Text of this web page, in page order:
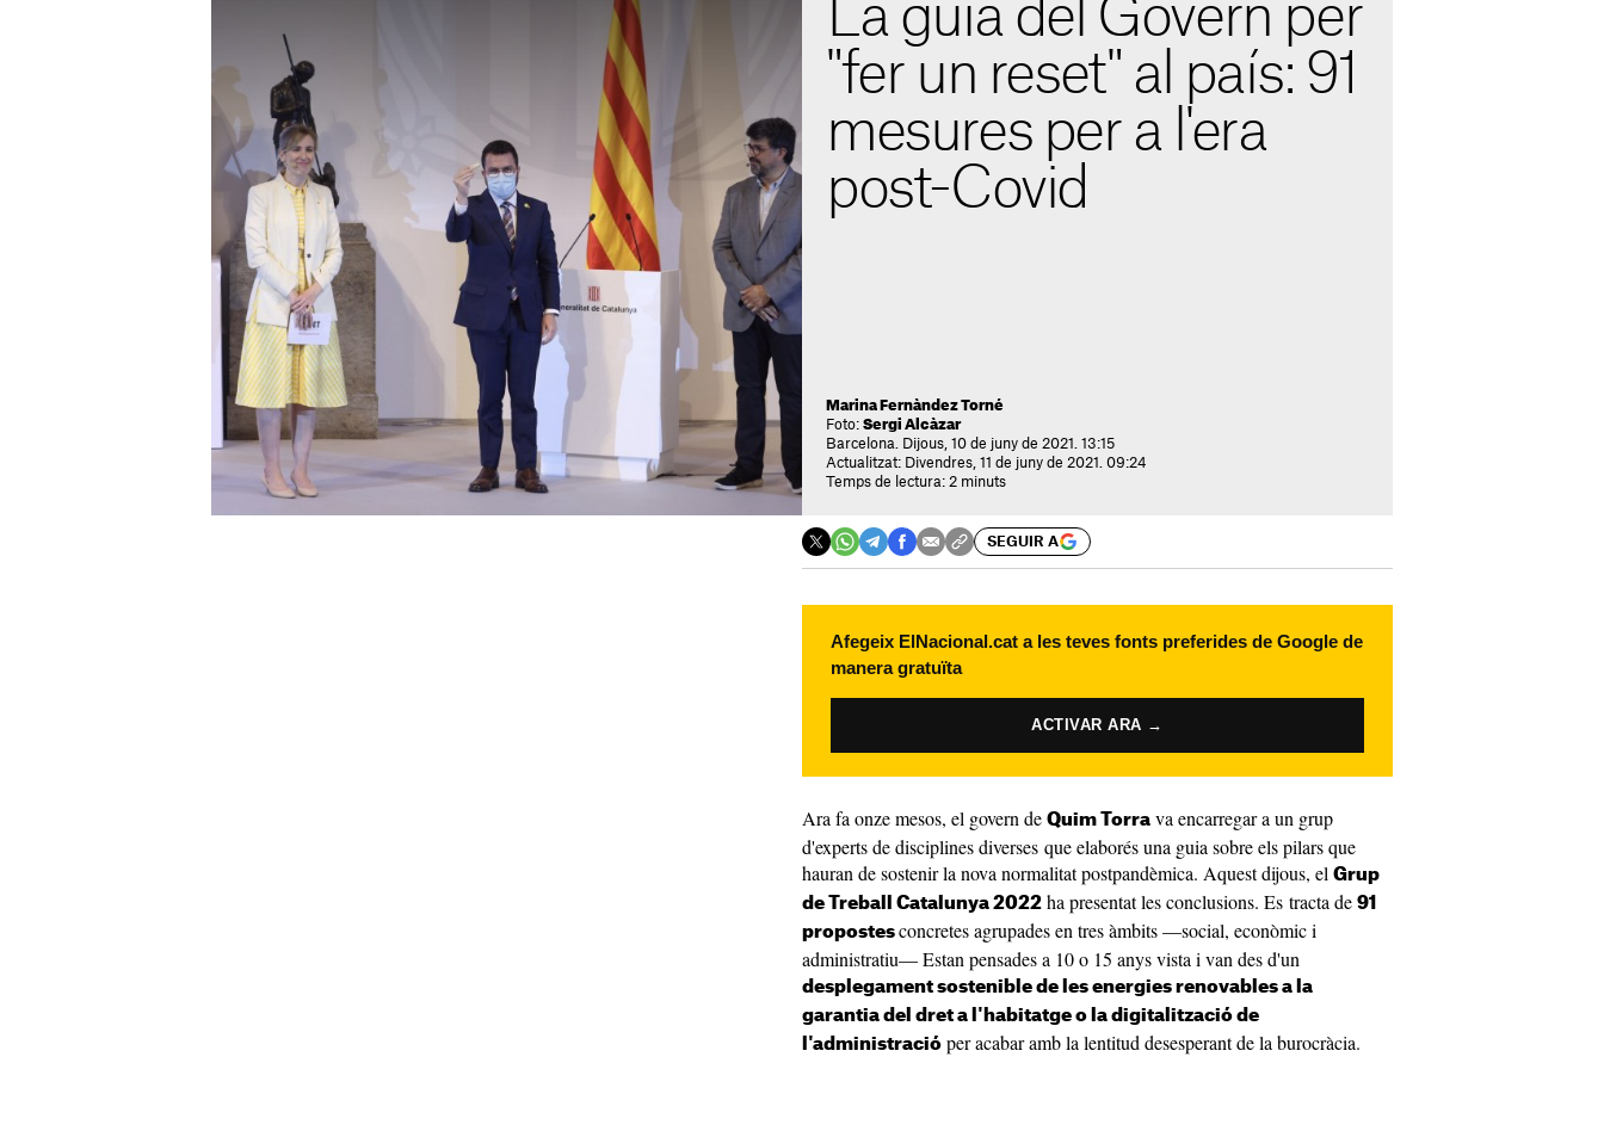
La guia del Govern per
"fer un reset" al país: 91
mesures per a l'era
post-Covid
Marina Fernàndez Torné
Foto: Sergi Alcàzar
Barcelona. Dijous, 10 de juny de 2021. 13:15
Actualitzat: Divendres, 11 de juny de 2021. 09:24
Temps de lectura: 2 minuts
SEGUIR A
Afegeix ElNacional.cat a les teves fonts preferides de Google de
manera gratuïta
ACTIVAR ARA →
Ara fa onze mesos, el govern de Quim Torra va encarregar a un grup
d'experts de disciplines diverses que elaborés una guia sobre els pilars que
hauran de sostenir la nova normalitat postpandèmica. Aquest dijous, el Grup
de Treball Catalunya 2022 ha presentat les conclusions. Es tracta de 91
propostes concretes agrupades en tres àmbits —social, econòmic i
administratiu— Estan pensades a 10 o 15 anys vista i van des d'un
desplegament sostenible de les energies renovables a la
garantia del dret a l'habitatge o la digitalització de
l'administració per acabar amb la lentitud desesperant de la burocràcia.